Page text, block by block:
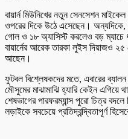
বায়ার্ন মিউনিখের নতুন সেনসেশন
ওপরের দিকে উঠে এসেছেন। অন্যদিকে,
গোল ও ১৮ অ্যাসিস্ট করলেও বড় ম্যাচে
বায়ার্নের আরেক তারকা লুইস দিয়াজও
আছেন।
ফুটবল বিশ্লেষকদের মতে, এবারের
মৌসুমের মাঝামাঝি হ্যারি কেইন এগিয়ে
শেষভাগের পারফরম্যান্স পুরো চিত্র
লড়াইকে সবচেয়ে প্রতিদ্বন্দ্বিতাপূর্ণ